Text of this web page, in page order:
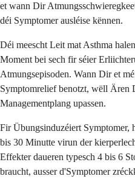
et wann Dir
déi Symptomer ausléise kënnen.
Déi meescht Leit mat Asthma
Moment bei sech fir séier
Atmungsepisoden. Wann Dir et
Symptomrelief benotzt, wëll Ären
Managementplang upassen.
Fir Übungsinduzéiert
bis 30 Minutte virun der
Effekter daueren typesch 4 bis 6
braucht, ausser d'Symptomer